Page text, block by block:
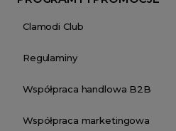
Clamodi Club
Regulaminy
Współpraca handlowa B2B
Współpraca marketingowa